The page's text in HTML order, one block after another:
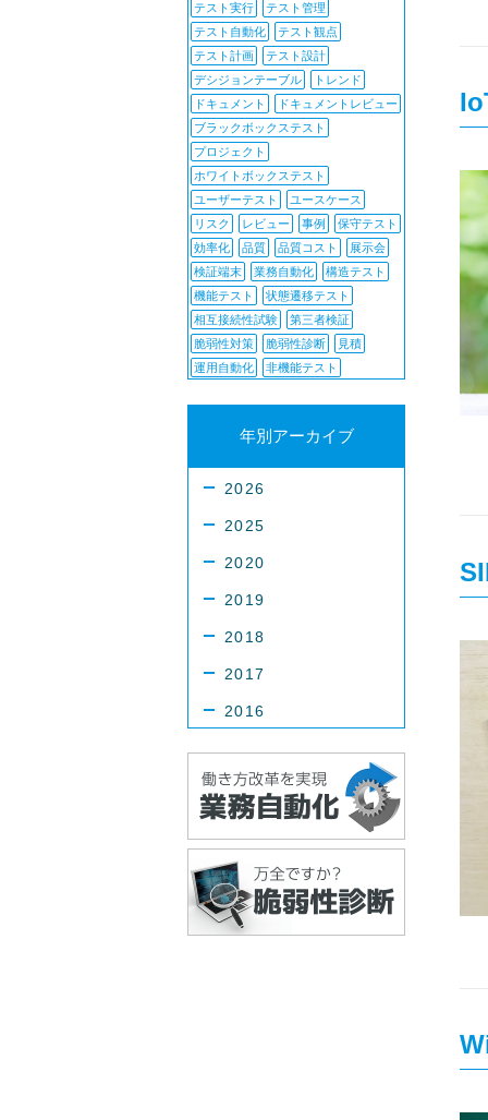
テスト実行
テスト管理
テスト自動化
テスト観点
テスト計画
テスト設計
デシジョンテーブル
トレンド
ドキュメント
ドキュメントレビュー
ブラックボックステスト
プロジェクト
ホワイトボックステスト
ユーザーテスト
ユースケース
リスク
レビュー 事例
保守テスト
効率化
品質 品質コスト
展示会
検証端末
業務自動化
構造テスト
機能テスト
状態遷移テスト
相互接続性試験
第三者検証
脆弱性対策
脆弱性診断
見積
運用自動化
非機能テスト
年別アーカイブ
2026
2025
2020
2019
2018
2017
2016